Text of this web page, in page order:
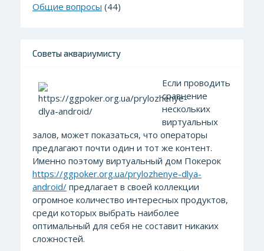
Общие вопросы (44)
Советы аквариумисту
Если проводить
сравнение
нескольких
виртуальных
залов, может показаться, что операторы
предлагают почти один и тот же контент.
Именно поэтому виртуальный дом Покерок
https://ggpoker.org.ua/prylozhenye-dlya-
android/ предлагает в своей коллекции
огромное количество интересных продуктов,
среди которых выбрать наиболее
оптимальный для себя не составит никаких
сложностей.